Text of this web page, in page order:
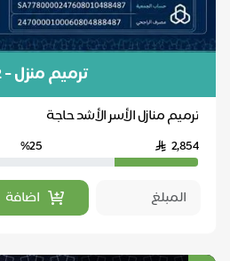
ترميم منزل - 002
ترميم منازل الأسر الأشد حاجة
2,854
%25
اضافة